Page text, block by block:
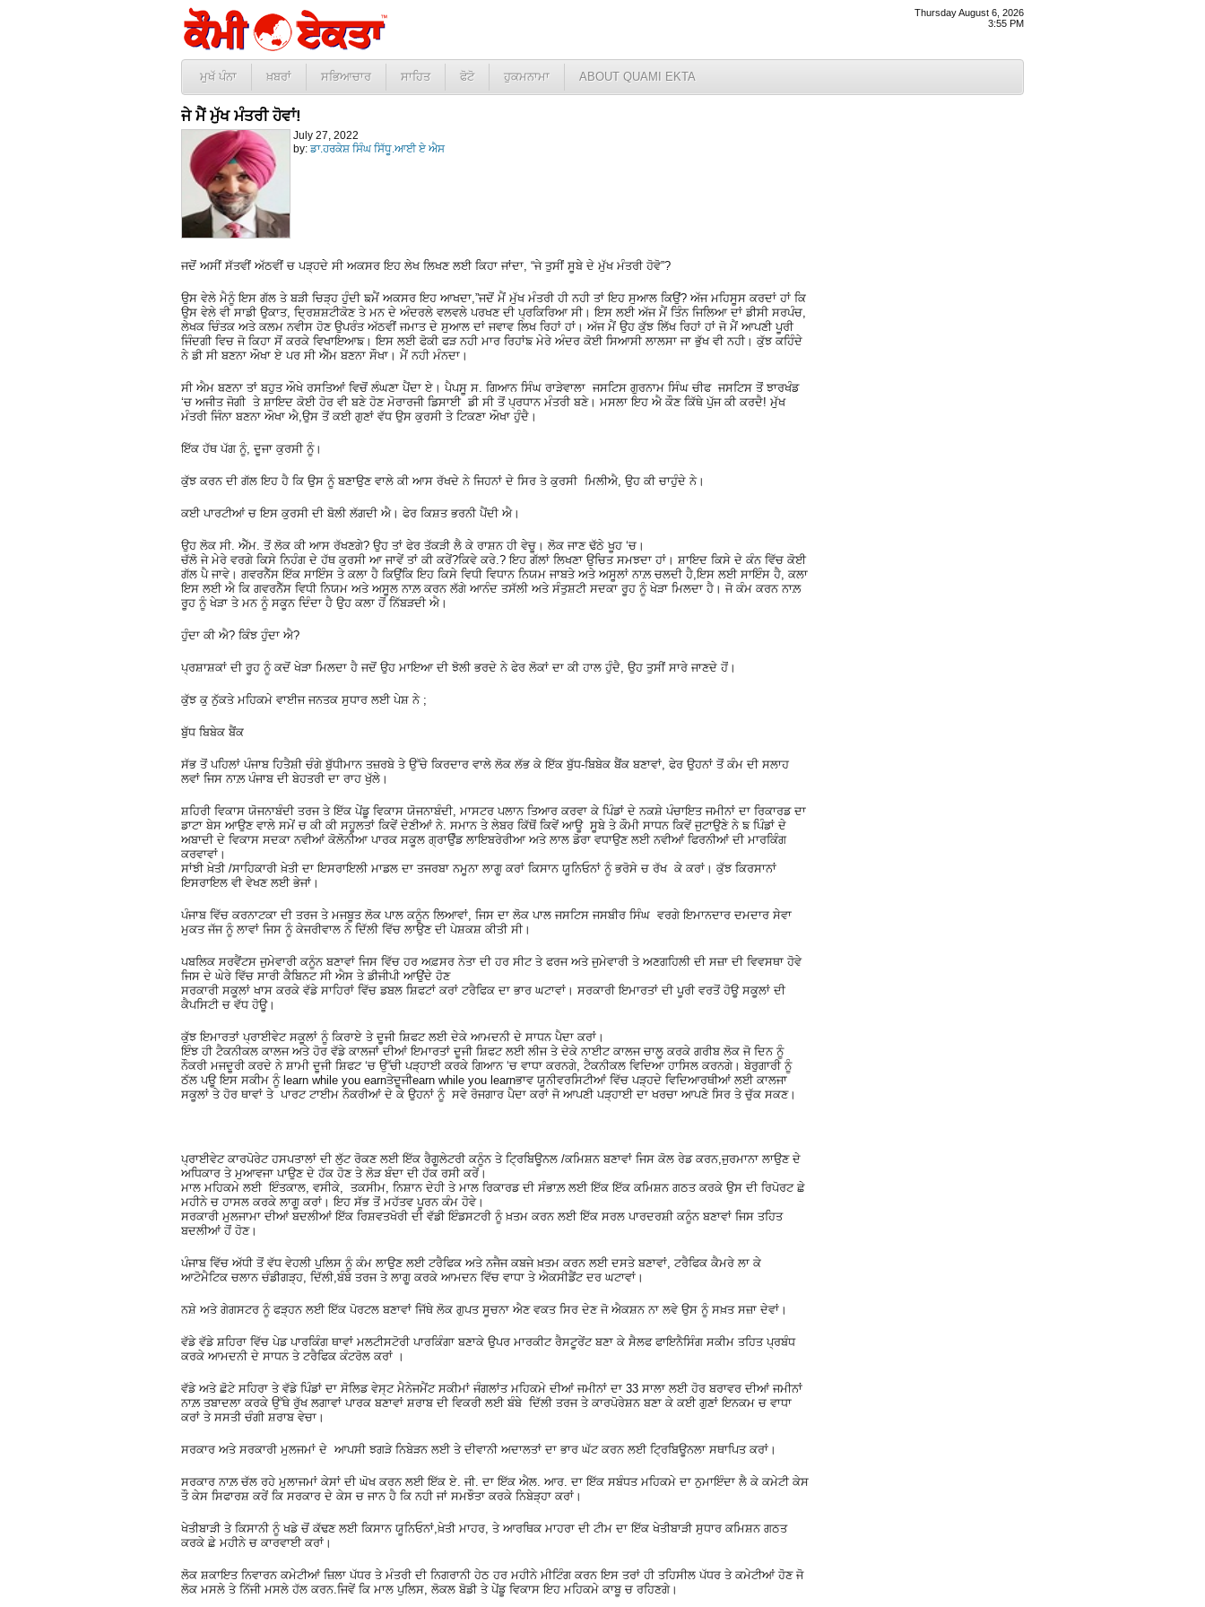
Thursday August 6, 2026
3:55 PM
ਮੁਖੱ ਪੰਨਾ ਖ਼ਬਰਾਂ ਸਭਿਆਚਾਰ ਸਾਹਿਤ ਫੋਟੋ ਹੁਕਮਨਾਮਾ ABOUT QUAMI EKTA
ਜੇ ਮੈਂ ਮੁੱਖ ਮੰਤਰੀ ਹੋਵਾਂ!
July 27, 2022
by: ਡਾ.ਹਰਕੇਸ਼ ਸਿੰਘ ਸਿੱਧੂ.ਆਈ ਏ ਐਸ
ਜਦੋਂ ਅਸੀਂ ਸੱਤਵੀਂ ਅੱਠਵੀਂ ਚ ਪੜ੍ਹਦੇ ਸੀ ਅਕਸਰ ਇਹ ਲੇਖ ਲਿਖਣ ਲਈ ਕਿਹਾ ਜਾਂਦਾ, “ਜੇ ਤੁਸੀਂ ਸੂਬੇ ਦੇ ਮੁੱਖ ਮੰਤਰੀ ਹੋਵੋ”?
ਉਸ ਵੇਲੇ ਮੈਨੂੰ ਇਸ ਗੱਲ ਤੇ ਬੜੀ ਚਿੜ੍ਹ ਹੁੰਦੀ ਙਮੈਂ ਅਕਸਰ ਇਹ ਆਖਦਾ,”ਜਦੋਂ ਮੈਂ ਮੁੱਖ ਮੰਤਰੀ ਹੀ ਨਹੀ ਤਾਂ ਇਹ ਸੁਆਲ ਕਿਉਂ? ਅੱਜ ਮਹਿਸੂਸ ਕਰਦਾਂ ਹਾਂ ਕਿ
ਉਸ ਵੇਲੇ ਵੀ ਸਾਡੀ ਉਕਾਤ, ਦ੍ਰਿਸ਼ਸ਼ਟੀਕੋਣ ਤੇ ਮਨ ਦੇ ਅੰਦਰਲੇ ਵਲਵਲੇ ਪਰਖਣ ਦੀ ਪ੍ਰਕਿਰਿਆ ਸੀ। ਇਸ ਲਈ ਅੱਜ ਮੈਂ ਤਿੰਨ ਜਿਲਿਆ ਦਾਂ ਡੀਸੀ ਸਰਪੰਚ,
ਲੇਖਕ ਚਿੰਤਕ ਅਤੇ ਕਲਮ ਨਵੀਸ ਹੋਣ ਉਪਰੰਤ ਅੱਠਵੀਂ ਜਮਾਤ ਦੇ ਸੁਆਲ ਦਾਂ ਜਵਾਵ ਲਿਖ ਰਿਹਾਂ ਹਾਂ। ਅੱਜ ਮੈਂ ਉਹ ਕੁੱਝ ਲਿੱਖ ਰਿਹਾਂ ਹਾਂ ਜੋ ਮੈਂ ਆਪਣੀ ਪੂਰੀ
ਜਿੰਦਗੀ ਵਿਚ ਜੋ ਕਿਹਾ ਸੋਂ ਕਰਕੇ ਵਿਖਾਇਆਙ। ਇਸ ਲਈ ਫੋਕੀ ਫੜ ਨਹੀ ਮਾਰ ਰਿਹਾਂਙ ਮੇਰੇ ਅੰਦਰ ਕੋਈ ਸਿਆਸੀ ਲਾਲਸਾ ਜਾ ਭੁੱਖ ਵੀ ਨਹੀ। ਕੁੱਝ ਕਹਿੰਦੇ
ਨੇ ਡੀ ਸੀ ਬਣਨਾ ਔਖਾ ਏ ਪਰ ਸੀ ਐੱਮ ਬਣਨਾ ਸੌਖਾ। ਮੈਂ ਨਹੀ ਮੰਨਦਾ।
ਸੀ ਐਮ ਬਣਨਾ ਤਾਂ ਬਹੁਤ ਔਖੇ ਰਸਤਿਆਂ ਵਿਚੋਂ ਲੰਘਣਾ ਪੈਂਦਾ ਏ। ਪੈਪਸੂ ਸ. ਗਿਆਨ ਸਿੰਘ ਰਾੜੇਵਾਲਾ ਜਸਟਿਸ ਗੁਰਨਾਮ ਸਿੰਘ ਚੀਫ ਜਸਟਿਸ ਤੋਂ ਝਾਰਖੰਡ
‘ਚ ਅਜੀਤ ਜੋਗੀ ਤੇ ਸ਼ਾਇਦ ਕੋਈ ਹੋਰ ਵੀ ਬਣੇ ਹੋਣ ਮੋਰਾਰਜੀ ਡਿਸਾਈ ਡੀ ਸੀ ਤੋਂ ਪ੍ਰਧਾਨ ਮੰਤਰੀ ਬਣੇ। ਮਸਲਾ ਇਹ ਐ ਕੌਣ ਕਿੱਥੇ ਪੁੱਜ ਕੀ ਕਰਦੈ! ਮੁੱਖ
ਮੰਤਰੀ ਜਿੰਨਾ ਬਣਨਾ ਔਖਾ ਐ,ਉਸ ਤੋਂ ਕਈ ਗੁਣਾਂ ਵੱਧ ਉਸ ਕੁਰਸੀ ਤੇ ਟਿਕਣਾ ਔਖਾ ਹੁੰਦੈ।
ਇੱਕ ਹੱਥ ਪੱਗ ਨੂੰ, ਦੂਜਾ ਕੁਰਸੀ ਨੂੰ।
ਕੁੱਝ ਕਰਨ ਦੀ ਗੱਲ ਇਹ ਹੈ ਕਿ ਉਸ ਨੂੰ ਬਣਾਉਣ ਵਾਲੇ ਕੀ ਆਸ ਰੱਖਦੇ ਨੇ ਜਿਹਨਾਂ ਦੇ ਸਿਰ ਤੇ ਕੁਰਸੀ ਮਿਲੀਐ, ਉਹ ਕੀ ਚਾਹੁੰਦੇ ਨੇ।
ਕਈ ਪਾਰਟੀਆਂ ਚ ਇਸ ਕੁਰਸੀ ਦੀ ਬੋਲੀ ਲੱਗਦੀ ਐ। ਫੇਰ ਕਿਸ਼ਤ ਭਰਨੀ ਪੈਂਦੀ ਐ।
ਉਹ ਲੋਕ ਸੀ. ਐੱਮ. ਤੋਂ ਲੋਕ ਕੀ ਆਸ ਰੱਖਣਗੇ? ਉਹ ਤਾਂ ਫੇਰ ਤੱਕੜੀ ਲੈ ਕੇ ਰਾਸ਼ਨ ਹੀ ਵੇਚੂ। ਲੋਕ ਜਾਣ ਢੱਠੇ ਖੂਹ ‘ਚ।
ਚੱਲੋ ਜੇ ਮੇਰੇ ਵਰਗੇ ਕਿਸੇ ਨਿਹੰਗ ਦੇ ਹੱਥ ਕੁਰਸੀ ਆ ਜਾਵੇਂ ਤਾਂ ਕੀ ਕਰੇਂ?ਕਿਵੇ ਕਰੇ.? ਇਹ ਗੱਲਾਂ ਲਿਖਣਾ ਉਚਿਤ ਸਮਝਦਾ ਹਾਂ। ਸ਼ਾਇਦ ਕਿਸੇ ਦੇ ਕੰਨ ਵਿੱਚ ਕੋਈ
ਗੱਲ ਪੈ ਜਾਵੇ। ਗਵਰਨੈੱਸ ਇੱਕ ਸਾਇੰਸ ਤੇ ਕਲਾ ਹੈ ਕਿਉਂਕਿ ਇਹ ਕਿਸੇ ਵਿਧੀ ਵਿਧਾਨ ਨਿਯਮ ਜਾਬਤੇ ਅਤੇ ਅਸੂਲਾਂ ਨਾਲ਼ ਚਲਦੀ ਹੈ,ਇਸ ਲਈ ਸਾਇੰਸ ਹੈ, ਕਲਾ
ਇਸ ਲਈ ਐ ਕਿ ਗਵਰਨੈੱਸ ਵਿਧੀ ਨਿਯਮ ਅਤੇ ਅਸੂਲ ਨਾਲ਼ ਕਰਨ ਲੱਗੇ ਆਨੰਦ ਤਸੱਲੀ ਅਤੇ ਸੰਤੁਸ਼ਟੀ ਸਦਕਾ ਰੂਹ ਨੂੰ ਖੇੜਾ ਮਿਲਦਾ ਹੈ। ਜੋ ਕੰਮ ਕਰਨ ਨਾਲ਼
ਰੂਹ ਨੂੰ ਖੇੜਾ ਤੇ ਮਨ ਨੂੰ ਸਕੂਨ ਦਿੰਦਾ ਹੈ ਉਹ ਕਲਾ ਹੋਂ ਨਿੱਬੜਦੀ ਐ।
ਹੁੰਦਾ ਕੀ ਐ? ਕਿੰਝ ਹੁੰਦਾ ਐ?
ਪ੍ਰਸ਼ਾਸ਼ਕਾਂ ਦੀ ਰੂਹ ਨੂੰ ਕਦੋਂ ਖੇੜਾ ਮਿਲਦਾ ਹੈ ਜਦੋਂ ਉਹ ਮਾਇਆ ਦੀ ਝੋਲੀ ਭਰਦੇ ਨੇ ਫੇਰ ਲੋਕਾਂ ਦਾ ਕੀ ਹਾਲ ਹੁੰਦੈ, ਉਹ ਤੁਸੀਂ ਸਾਰੇ ਜਾਣਦੇ ਹੋਂ।
ਕੁੱਝ ਕੁ ਨੁੱਕਤੇ ਮਹਿਕਮੇ ਵਾਈਜ ਜਨਤਕ ਸੁਧਾਰ ਲਈ ਪੇਸ਼ ਨੇ ;
ਬੁੱਧ ਬਿਬੇਕ ਬੈਂਕ
ਸੱਭ ਤੋਂ ਪਹਿਲਾਂ ਪੰਜਾਬ ਹਿਤੈਸ਼ੀ ਚੰਗੇ ਬੁੱਧੀਮਾਨ ਤਜ਼ਰਬੇ ਤੇ ਉੱਚੇ ਕਿਰਦਾਰ ਵਾਲੇ ਲੋਕ ਲੱਭ ਕੇ ਇੱਕ ਬੁੱਧ-ਬਿਬੇਕ ਬੈਂਕ ਬਣਾਵਾਂ, ਫੇਰ ਉਹਨਾਂ ਤੋਂ ਕੰਮ ਦੀ ਸਲਾਹ
ਲਵਾਂ ਜਿਸ ਨਾਲ਼ ਪੰਜਾਬ ਦੀ ਬੇਹਤਰੀ ਦਾ ਰਾਹ ਖੁੱਲੇ।
ਸ਼ਹਿਰੀ ਵਿਕਾਸ ਯੋਜਨਾਬੰਦੀ ਤਰਜ ਤੇ ਇੱਕ ਪੇਂਡੂ ਵਿਕਾਸ ਯੋਜਨਾਬੰਦੀ, ਮਾਸਟਰ ਪਲਾਨ ਤਿਆਰ ਕਰਵਾ ਕੇ ਪਿੰਡਾਂ ਦੇ ਨਕਸ਼ੇ ਪੰਚਾਇਤ ਜਮੀਨਾਂ ਦਾ ਰਿਕਾਰਡ ਦਾ
ਡਾਟਾ ਬੇਸ ਆਉਣ ਵਾਲੇ ਸਮੇਂ ਚ ਕੀ ਕੀ ਸਹੂਲਤਾਂ ਕਿਵੇਂ ਦੇਣੀਆਂ ਨੇ. ਸਮਾਨ ਤੇ ਲੇਬਰ ਕਿੱਥੋਂ ਕਿਵੇਂ ਆਊ ਸੂਬੇ ਤੇ ਕੌਮੀ ਸਾਧਨ ਕਿਵੇਂ ਜੁਟਾਉਣੇ ਨੇ ਙ ਪਿੰਡਾਂ ਦੇ
ਅਬਾਦੀ ਦੇ ਵਿਕਾਸ ਸਦਕਾ ਨਵੀਆਂ ਕੋਲੋਨੀਆ ਪਾਰਕ ਸਕੂਲ ਗ੍ਰਾਉੰਡ ਲਾਇਬਰੇਰੀਆ ਅਤੇ ਲਾਲ ਡੋਰਾ ਵਧਾਉਣ ਲਈ ਨਵੀਆਂ ਫਿਰਨੀਆਂ ਦੀ ਮਾਰਕਿੰਗ
ਕਰਵਾਵਾਂ।
ਸਾਂਝੀ ਖ਼ੇਤੀ /ਸਾਹਿਕਾਰੀ ਖ਼ੇਤੀ ਦਾ ਇਸਰਾਇਲੀ ਮਾਡਲ ਦਾ ਤਜਰਬਾ ਨਮੂਨਾ ਲਾਗੂ ਕਰਾਂ ਕਿਸਾਨ ਯੂਨਿਓਨਾਂ ਨੂੰ ਭਰੋਸੇ ਚ ਰੱਖ ਕੇ ਕਰਾਂ। ਕੁੱਝ ਕਿਰਸਾਨਾਂ
ਇਸਰਾਇਲ ਵੀ ਵੇਖਣ ਲਈ ਭੇਜਾਂ।
ਪੰਜਾਬ ਵਿੱਚ ਕਰਨਾਟਕਾ ਦੀ ਤਰਜ ਤੇ ਮਜਬੂਤ ਲੋਕ ਪਾਲ ਕਨੂੰਨ ਲਿਆਵਾਂ, ਜਿਸ ਦਾ ਲੋਕ ਪਾਲ ਜਸਟਿਸ ਜਸਬੀਰ ਸਿੰਘ ਵਰਗੇ ਇਮਾਨਦਾਰ ਦਮਦਾਰ ਸੇਵਾ
ਮੁਕਤ ਜੱਜ ਨੂੰ ਲਾਵਾਂ ਜਿਸ ਨੂੰ ਕੇਜਰੀਵਾਲ ਨੇ ਦਿੱਲੀ ਵਿੱਚ ਲਾਉਣ ਦੀ ਪੇਸ਼ਕਸ਼ ਕੀਤੀ ਸੀ।
ਪਬਲਿਕ ਸਰਵੈਂਟਸ ਜੁਮੇਵਾਰੀ ਕਨੂੰਨ ਬਣਾਵਾਂ ਜਿਸ ਵਿੱਚ ਹਰ ਅਫ਼ਸਰ ਨੇਤਾ ਦੀ ਹਰ ਸੀਟ ਤੇ ਫਰਜ ਅਤੇ ਜੁਮੇਵਾਰੀ ਤੇ ਅਣਗਹਿਲੀ ਦੀ ਸਜ਼ਾ ਦੀ ਵਿਵਸਥਾ ਹੋਵੇ
ਜਿਸ ਦੇ ਘੇਰੇ ਵਿੱਚ ਸਾਰੀ ਕੈਬਿਨਟ ਸੀ ਐਸ ਤੇ ਡੀਜੀਪੀ ਆਉਂਦੇ ਹੋਣ
ਸਰਕਾਰੀ ਸਕੂਲਾਂ ਖਾਸ ਕਰਕੇ ਵੱਡੇ ਸਾਹਿਰਾਂ ਵਿੱਚ ਡਬਲ ਸ਼ਿਫਟਾਂ ਕਰਾਂ ਟਰੈਫਿਕ ਦਾ ਭਾਰ ਘਟਾਵਾਂ। ਸਰਕਾਰੀ ਇਮਾਰਤਾਂ ਦੀ ਪੂਰੀ ਵਰਤੋਂ ਹੋਊ ਸਕੂਲਾਂ ਦੀ
ਕੈਪਸਿਟੀ ਚ ਵੱਧ ਹੋਊ।
ਕੁੱਝ ਇਮਾਰਤਾਂ ਪ੍ਰਾਈਵੇਟ ਸਕੂਲਾਂ ਨੂੰ ਕਿਰਾਏ ਤੇ ਦੂਜੀ ਸ਼ਿਫਟ ਲਈ ਦੇਕੇ ਆਮਦਨੀ ਦੇ ਸਾਧਨ ਪੈਦਾ ਕਰਾਂ।
ਇੰਝ ਹੀ ਟੈਕਨੀਕਲ ਕਾਲਜ ਅਤੇ ਹੋਰ ਵੱਡੇ ਕਾਲਜਾਂ ਦੀਆਂ ਇਮਾਰਤਾਂ ਦੂਜੀ ਸ਼ਿਫਟ ਲਈ ਲੀਜ ਤੇ ਦੇਕੇ ਨਾਈਟ ਕਾਲਜ ਚਾਲੂ ਕਰਕੇ ਗਰੀਬ ਲੋਕ ਜੋ ਦਿਨ ਨੂੰ
ਨੌਕਰੀ ਮਜਦੂਰੀ ਕਰਦੇ ਨੇ ਸ਼ਾਮੀ ਦੂਜੀ ਸ਼ਿਫਟ ‘ਚ ਉੱਚੀ ਪੜ੍ਹਾਈ ਕਰਕੇ ਗਿਆਨ ‘ਚ ਵਾਧਾ ਕਰਨਗੇ, ਟੈਕਨੀਕਲ ਵਿਦਿਆ ਹਾਸਿਲ ਕਰਨਗੇ। ਬੇਰੁਗਾਰੀ ਨੂੰ
ਠੱਲ ਪਊ ਇਸ ਸਕੀਮ ਨੂੰ learn while you earnਤੇਦੂਜੀearn while you learnਭਾਵ ਯੂਨੀਵਰਸਿਟੀਆਂ ਵਿੱਚ ਪੜ੍ਹਦੇ ਵਿਦਿਆਰਥੀਆਂ ਲਈ ਕਾਲਜਾ
ਸਕੂਲਾਂ ਤੇ ਹੋਰ ਥਾਵਾਂ ਤੇ ਪਾਰਟ ਟਾਈਮ ਨੌਕਰੀਆਂ ਦੇ ਕੇ ਉਹਨਾਂ ਨੂੰ ਸਵੇ ਰੋਜਗਾਰ ਪੈਦਾ ਕਰਾਂ ਜੋ ਆਪਣੀ ਪੜ੍ਹਾਈ ਦਾ ਖਰਚਾ ਆਪਣੇ ਸਿਰ ਤੇ ਚੁੱਕ ਸਕਣ।
ਪ੍ਰਾਈਵੇਟ ਕਾਰਪੋਰੇਟ ਹਸਪਤਾਲਾਂ ਦੀ ਲੁੱਟ ਰੋਕਣ ਲਈ ਇੱਕ ਰੈਗੂਲੇਟਰੀ ਕਨੂੰਨ ਤੇ ਟ੍ਰਿਬਿਊਨਲ /ਕਮਿਸ਼ਨ ਬਣਾਵਾਂ ਜਿਸ ਕੋਲ ਰੇਡ ਕਰਨ,ਜੁਰਮਾਨਾ ਲਾਉਣ ਦੇ
ਅਧਿਕਾਰ ਤੇ ਮੁਆਵਜਾ ਪਾਉਣ ਦੇ ਹੱਕ ਹੋਣ ਤੇ ਲੋੜ ਬੰਦਾ ਦੀ ਹੱਕ ਰਸੀ ਕਰੇਂ।
ਮਾਲ ਮਹਿਕਮੇ ਲਈ ਇੰਤਕਾਲ, ਵਸੀਕੇ, ਤਕਸੀਮ, ਨਿਸ਼ਾਨ ਦੇਹੀ ਤੇ ਮਾਲ ਰਿਕਾਰਡ ਦੀ ਸੰਭਾਲ਼ ਲਈ ਇੱਕ ਇੱਕ ਕਮਿਸ਼ਨ ਗਠਤ ਕਰਕੇ ਉਸ ਦੀ ਰਿਪੋਰਟ ਛੇ
ਮਹੀਨੇ ਚ ਹਾਸਲ ਕਰਕੇ ਲਾਗੂ ਕਰਾਂ। ਇਹ ਸੱਭ ਤੋਂ ਮਹੱਤਵ ਪੂਰਨ ਕੰਮ ਹੋਵੇ।
ਸਰਕਾਰੀ ਮੁਲਜਾਮਾ ਦੀਆਂ ਬਦਲੀਆਂ ਇੱਕ ਰਿਸ਼ਵਤਖੋਰੀ ਦੀ ਵੱਡੀ ਇੰਡਸਟਰੀ ਨੂੰ ਖ਼ਤਮ ਕਰਨ ਲਈ ਇੱਕ ਸਰਲ ਪਾਰਦਰਸ਼ੀ ਕਨੂੰਨ ਬਣਾਵਾਂ ਜਿਸ ਤਹਿਤ
ਬਦਲੀਆਂ ਹੋਂ ਹੋਣ।
ਪੰਜਾਬ ਵਿੱਚ ਅੱਧੀ ਤੋਂ ਵੱਧ ਵੇਹਲੀ ਪੁਲਿਸ ਨੂੰ ਕੰਮ ਲਾਉਣ ਲਈ ਟਰੈਫਿਕ ਅਤੇ ਨਜੈਜ ਕਬਜੇ ਖ਼ਤਮ ਕਰਨ ਲਈ ਦਸਤੇ ਬਣਾਵਾਂ, ਟਰੈਫਿਕ ਕੈਮਰੇ ਲਾ ਕੇ
ਆਟੋਮੈਟਿਕ ਚਲਾਨ ਚੰਡੀਗੜ੍ਹ, ਦਿੱਲੀ,ਬੰਬੇ ਤਰਜ ਤੇ ਲਾਗੂ ਕਰਕੇ ਆਮਦਨ ਵਿੱਚ ਵਾਧਾ ਤੇ ਐਕਸੀਡੈਂਟ ਦਰ ਘਟਾਵਾਂ।
ਨਸ਼ੇ ਅਤੇ ਗੇਗਸਟਰ ਨੂੰ ਫੜ੍ਹਨ ਲਈ ਇੱਕ ਪੋਰਟਲ ਬਣਾਵਾਂ ਜਿੱਥੇ ਲੋਕ ਗੁਪਤ ਸੂਚਨਾ ਐਣ ਵਕਤ ਸਿਰ ਦੇਣ ਜੋ ਐਕਸ਼ਨ ਨਾ ਲਵੇ ਉਸ ਨੂੰ ਸਖ਼ਤ ਸਜ਼ਾ ਦੇਵਾਂ।
ਵੱਡੇ ਵੱਡੇ ਸ਼ਹਿਰਾ ਵਿੱਚ ਪੇਡ ਪਾਰਕਿੰਗ ਥਾਵਾਂ ਮਲਟੀਸਟੋਰੀ ਪਾਰਕਿੰਗਾ ਬਣਾਕੇ ਉਪਰ ਮਾਰਕੀਟ ਰੈਸਟੂਰੇਂਟ ਬਣਾ ਕੇ ਸੈਲਫ ਫਾਇਨੈਸਿੰਗ ਸਕੀਮ ਤਹਿਤ ਪ੍ਰਬੰਧ
ਕਰਕੇ ਆਮਦਨੀ ਦੇ ਸਾਧਨ ਤੇ ਟਰੈਫਿਕ ਕੰਟਰੋਲ ਕਰਾਂ ।
ਵੱਡੇ ਅਤੇ ਛੋਟੇ ਸਹਿਰਾ ਤੇ ਵੱਡੇ ਪਿੰਡਾਂ ਦਾ ਸੋਲਿਡ ਵੇਸ੍ਟ ਮੈਨੇਜਮੈਂਟ ਸਕੀਮਾਂ ਜੰਗਲਾਂਤ ਮਹਿਕਮੇ ਦੀਆਂ ਜਮੀਨਾਂ ਦਾ 33 ਸਾਲਾ ਲਈ ਹੋਰ ਬਰਾਵਰ ਦੀਆਂ ਜਮੀਨਾਂ
ਨਾਲ਼ ਤਬਾਦਲਾ ਕਰਕੇ ਉੱਥੇ ਰੁੱਖ ਲਗਾਵਾਂ ਪਾਰਕ ਬਣਾਵਾਂ ਸ਼ਰਾਬ ਦੀ ਵਿਕਰੀ ਲਈ ਬੰਬੇ ਦਿੱਲੀ ਤਰਜ ਤੇ ਕਾਰਪੋਰੇਸ਼ਨ ਬਣਾ ਕੇ ਕਈ ਗੁਣਾਂ ਇਨਕਮ ਚ ਵਾਧਾ
ਕਰਾਂ ਤੇ ਸਸਤੀ ਚੰਗੀ ਸ਼ਰਾਬ ਵੇਚਾ।
ਸਰਕਾਰ ਅਤੇ ਸਰਕਾਰੀ ਮੁਲਜਮਾਂ ਦੇ ਆਪਸੀ ਝਗੜੇ ਨਿਬੇੜਨ ਲਈ ਤੇ ਦੀਵਾਨੀ ਅਦਾਲਤਾਂ ਦਾ ਭਾਰ ਘੱਟ ਕਰਨ ਲਈ ਟ੍ਰਿਬਿਊਨਲਾ ਸਥਾਪਿਤ ਕਰਾਂ।
ਸਰਕਾਰ ਨਾਲ਼ ਚੱਲ ਰਹੇ ਮੁਲਾਜਮਾਂ ਕੇਸਾਂ ਦੀ ਘੋਖ ਕਰਨ ਲਈ ਇੱਕ ਏ. ਜੀ. ਦਾ ਇੱਕ ਐਲ. ਆਰ. ਦਾ ਇੱਕ ਸਬੰਧਤ ਮਹਿਕਮੇ ਦਾ ਨੁਮਾਇੰਦਾ ਲੈ ਕੇ ਕਮੇਟੀ ਕੇਸ
ਤੌ ਕੇਸ ਸਿਫਾਰਸ਼ ਕਰੇਂ ਕਿ ਸਰਕਾਰ ਦੇ ਕੇਸ ਚ ਜਾਨ ਹੈ ਕਿ ਨਹੀ ਜਾਂ ਸਮਝੌਤਾ ਕਰਕੇ ਨਿਬੇੜ੍ਹਾ ਕਰਾਂ।
ਖੇਤੀਬਾੜੀ ਤੇ ਕਿਸਾਨੀ ਨੂੰ ਖਡੇ ਚੋਂ ਕੱਢਣ ਲਈ ਕਿਸਾਨ ਯੂਨਿਓਨਾਂ,ਖ਼ੇਤੀ ਮਾਹਰ, ਤੇ ਆਰਥਿਕ ਮਾਹਰਾ ਦੀ ਟੀਮ ਦਾ ਇੱਕ ਖੇਤੀਬਾੜੀ ਸੁਧਾਰ ਕਮਿਸ਼ਨ ਗਠਤ
ਕਰਕੇ ਛੇ ਮਹੀਨੇ ਚ ਕਾਰਵਾਈ ਕਰਾਂ।
ਲੋਕ ਸ਼ਕਾਇਤ ਨਿਵਾਰਨ ਕਮੇਟੀਆਂ ਜ਼ਿਲਾ ਪੱਧਰ ਤੇ ਮੰਤਰੀ ਦੀ ਨਿਗਰਾਨੀ ਹੇਠ ਹਰ ਮਹੀਨੇ ਮੀਟਿੰਗ ਕਰਨ ਇਸ ਤਰਾਂ ਹੀ ਤਹਿਸੀਲ ਪੱਧਰ ਤੇ ਕਮੇਟੀਆਂ ਹੋਣ ਜੋ
ਲੋਕ ਮਸਲੇ ਤੇ ਨਿੱਜੀ ਮਸਲੇ ਹੱਲ ਕਰਨ.ਜਿਵੇਂ ਕਿ ਮਾਲ ਪੁਲਿਸ, ਲੋਕਲ ਬੋਡੀ ਤੇ ਪੇਂਡੂ ਵਿਕਾਸ ਇਹ ਮਹਿਕਮੇ ਕਾਬੂ ਚ ਰਹਿਣਗੇ।